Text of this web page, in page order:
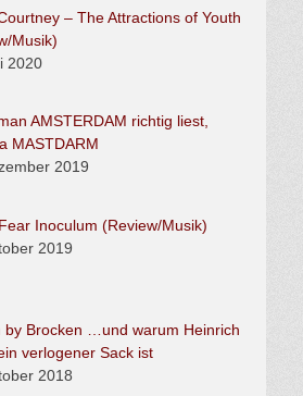
– The Attractions of Youth
Musik)
2020
AMSTERDAM richtig liest,
MASTDARM
2019
Inoculum (Review/Musik)
2019
by Brocken …und warum Heinrich
verlogener Sack ist
2018